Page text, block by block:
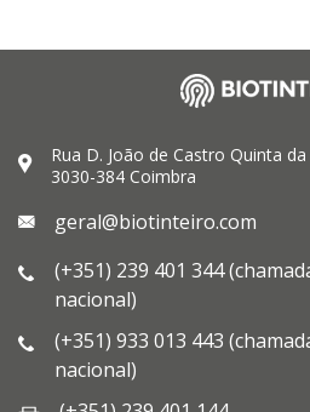
Rua D. João de Castro Quinta
3030-384 Coimbra
geral@biotinteiro.com
(+351) 239 401 344
nacional)
(+351) 933 013 443
nacional)